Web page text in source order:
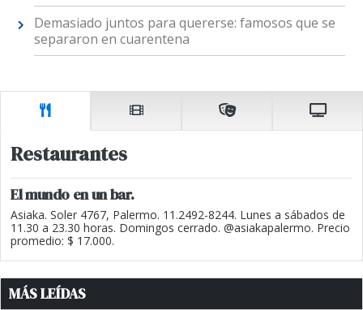
Demasiado juntos para quererse: famosos que se
separaron en cuarentena
Restaurantes
El mundo en un bar.
Asiaka. Soler 4767, Palermo. 11.2492-8244. Lunes a sábados de
11.30 a 23.30 horas. Domingos cerrado. @asiakapalermo. Precio
promedio: $ 17.000.
MÁS LEÍDAS